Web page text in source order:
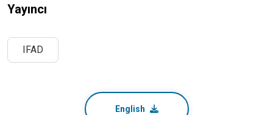
Yayıncı
IFAD
English